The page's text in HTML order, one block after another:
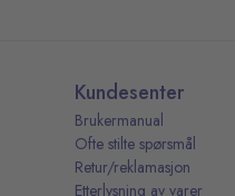
Kundesenter
Brukermanual
Ofte stilte spørsmål
Retur/reklamasjon
Etterlysning av varer